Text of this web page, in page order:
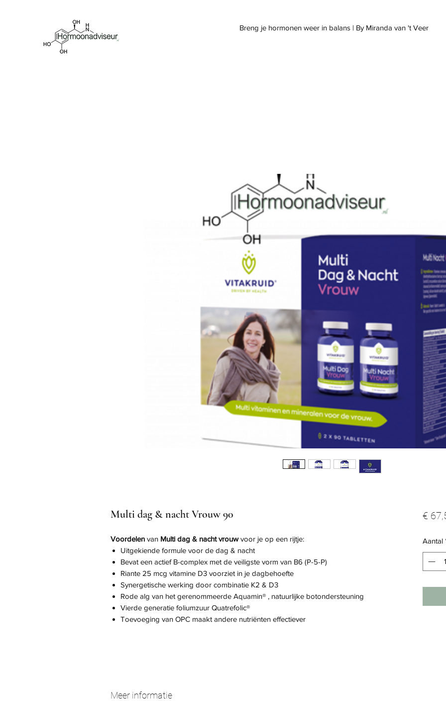
Breng je hormonen weer in balans | By Miranda van 't Veer
Multi dag & nacht Vrouw 90
Voordelen van Multi dag & nacht vrouwvoor je op een rijtje:
Uitgekiende formule voor de dag & nacht
Bevat een actief B-complex met de veiligste vorm van B6 (P-5-P)
Riante 25 mcg vitamine D3 voorziet in je dagbehoefte
Synergetische werking door combinatie K2 & D3
Rode alg van het gerenommeerde Aquamin® , natuurlijke botondersteuning
Vierde generatie foliumzuur Quatrefolic®
Toevoeging van OPC maakt andere nutriënten effectiever
Meer informatie
€
Aantal